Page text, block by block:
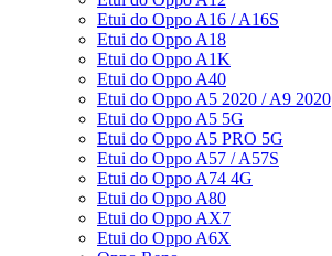
Etui do Oppo A16 / A16S
Etui do Oppo A18
Etui do Oppo A1K
Etui do Oppo A40
Etui do Oppo A5 2020 / A9 2020
Etui do Oppo A5 5G
Etui do Oppo A5 PRO 5G
Etui do Oppo A57 / A57S
Etui do Oppo A74 4G
Etui do Oppo A80
Etui do Oppo AX7
Etui do Oppo A6X